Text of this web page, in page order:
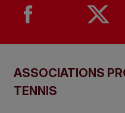
ASSOCIATIONS
TENNIS